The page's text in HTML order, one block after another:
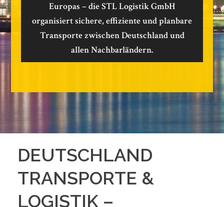
Europas – die STL Logistik GmbH
organisiert sichere, effiziente und planbare
Transporte zwischen Deutschland und
allen Nachbarländern.
DEUTSCHLAND
TRANSPORTE &
LOGISTIK –